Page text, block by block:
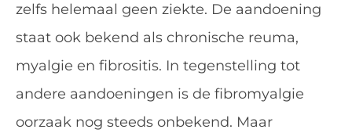
zelfs helemaal geen ziekte. De aandoening
staat ook bekend als chronische reuma,
myalgie en fibrositis. In tegenstelling tot
andere aandoeningen is de fibromyalgie
oorzaak nog steeds onbekend. Maar